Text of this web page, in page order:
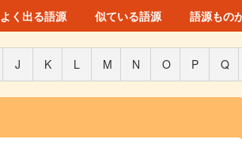
よく出る語源 似ている語源 語源もの
J K L M N O P Q